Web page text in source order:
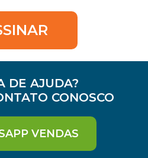
DE AJUDA?
CONOSCO
VENDAS